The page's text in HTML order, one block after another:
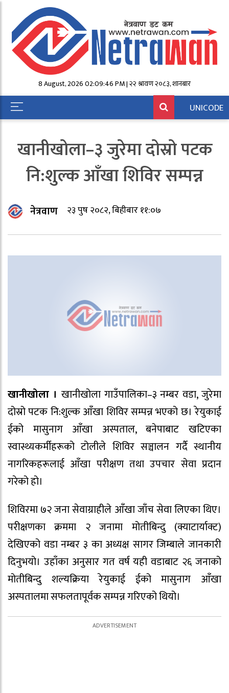
8 August, 2026 02:09:46 PM | २२ श्रावण २०८३, शनिबार
UNICODE
खानीखोला–३ जुरेमा दोस्रो पटक
नि:शुल्क आँखा शिविर सम्पन्न
नेत्रवाण २३ पुष २०८२, बिहीबार ११:०७
खानीखोला । खानीखोला गाउँपालिका–३ नम्बर वडा, जुरेमा
दोस्रो पटक नि:शुल्क आँखा शिविर सम्पन्न भएको छ। रेयुकाई
ईको मासुनाग आँखा अस्पताल, बनेपाबाट खटिएका
स्वास्थ्यकर्मीहरूको टोलीले शिविर सञ्चालन गर्दै स्थानीय
नागरिकहरूलाई आँखा परीक्षण तथा उपचार सेवा प्रदान
गरेको हो।
शिविरमा ७२ जना सेवाग्राहीले आँखा जाँच सेवा लिएका थिए।
परीक्षणका क्रममा २ जनामा मोतीबिन्दु (क्याटार्याक्ट)
देखिएको वडा नम्बर ३ का अध्यक्ष सागर जिम्बाले जानकारी
दिनुभयो। उहाँका अनुसार गत वर्ष यही वडाबाट २६ जनाको
मोतीबिन्दु शल्यक्रिया रेयुकाई ईको मासुनाग आँखा
अस्पतालमा सफलतापूर्वक सम्पन्न गरिएको थियो।